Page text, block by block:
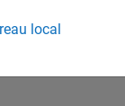
local